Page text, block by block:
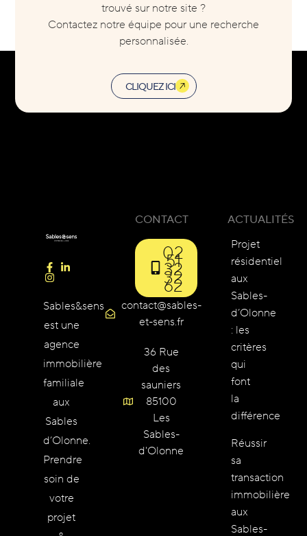
trouvé sur notre site ?
Contactez notre équipe pour une recherche
personnalisée.
CLIQUEZ ICI
Sables&sens
est une
agence
immobilière
familiale
aux
Sables
d’Olonne.
Prendre
soin de
votre
projet
CONTACT
02
51
32
32
62
contact@sables-
et-sens.fr
36 Rue
des
sauniers
85100
Les
Sables-
d'Olonne
ACTUALITÉS
Projet
résidentiel
aux
Sables-
d’Olonne
: les
critères
qui
font
la
différence
Réussir
sa
transaction
immobilière
aux
Sables-